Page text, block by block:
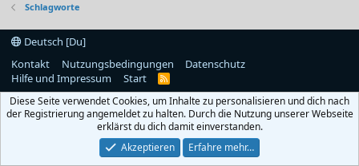
Schlagworte
Deutsch [Du]
Kontakt
Nutzungsbedingungen
Datenschutz
Hilfe und Impressum
Start
R
S
Diese Seite verwendet Cookies, um Inhalte zu personalisieren und dich nach
der Registrierung angemeldet zu halten. Durch die Nutzung unserer Webseite
erklärst du dich damit einverstanden.
Akzeptieren
Erfahre mehr…